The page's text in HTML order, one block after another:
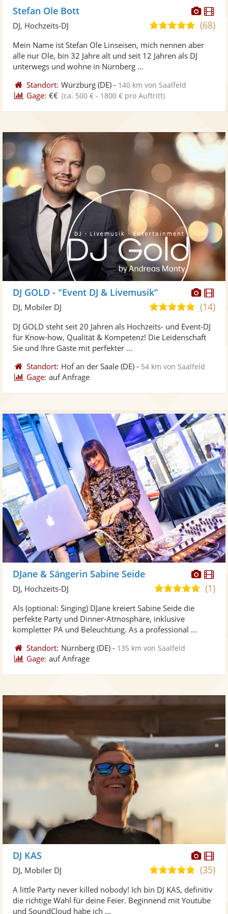
Fotos
Stefan Ole Bott
5,0
5
Sternen
(68)
DJ, Hochzeits-DJ
Mein Name ist Stefan Ole Linseisen, mich nennen aber
alle nur Ole, bin 32 Jahre alt und seit 12 Jahren als DJ
unterwegs und wohne in Nürnberg ...
Standort: Würzburg (DE) - 140 km von Saalfeld
Gage: €€ (ca. 500 € - 1800 € pro Auftritt)
Fotos
DJ GOLD - "Event DJ & Livemusik“
5,0
5
(14)
DJ, Mobiler DJ
DJ GOLD steht seit 20 Jahren als Hochzeits- und Event-DJ
für Know-how, Qualität & Kompetenz! Die Leidenschaft
Sie und Ihre Gäste mit perfekter ...
Standort: Hof an der Saale (DE) - 54 km von Saalfeld
Gage: auf Anfrage
DJane & Sängerin Sabine Seide
5,0(1)
DJ, Hochzeits-DJ
Als (optional: Singing) DJane kreiert Sabine Seide die
perfekte Party und Dinner-Atmosphäre, inklusive
kompletter PA und Beleuchtung. As a professional ...
Standort: Nürnberg (DE) - 135 km von Saalfeld
Gage: auf Anfrage
Fotos
DJ KAS
5,0
5
(35)
DJ, Mobiler DJ
A little Party never killed nobody! Ich bin DJ KAS, definitiv
die richtige Wahl für deine Feier. Beginnend mit Youtube
und SoundCloud habe ich ...